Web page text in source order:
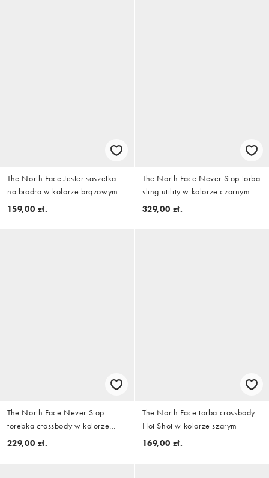
The North Face Jester saszetka
na biodra w kolorze brązowym
159,00 zł.
The North Face Never Stop torba
sling utility w kolorze czarnym
329,00 zł.
The North Face Never Stop
torebka crossbody w kolorze
brązowym
229,00 zł.
The North Face torba crossbody
Hot Shot w kolorze szarym
169,00 zł.